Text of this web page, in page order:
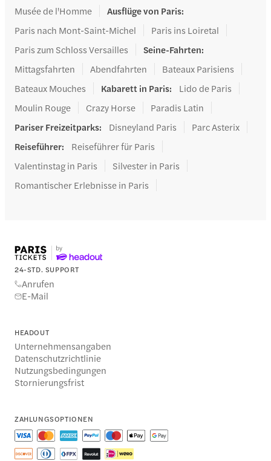
Musée de l'Homme
Ausflüge von Paris:
Paris nach Mont-Saint-Michel
Paris ins Loiretal
Paris zum Schloss Versailles
Seine-Fahrten:
Mittagsfahrten
Abendfahrten
Bateaux Parisiens
Bateaux Mouches
Kabarett in Paris:
Lido de Paris
Moulin Rouge
Crazy Horse
Paradis Latin
Pariser Freizeitparks: Disneyland Paris
Parc Asterix
Reiseführer:
Reiseführer für Paris
Valentinstag in Paris
Silvester in Paris
Romantischer Erlebnisse in Paris
24-STD. SUPPORT
Anrufen
E-Mail
HEADOUT
Unternehmensangaben
Datenschutzrichtlinie
Nutzungsbedingungen
Stornierungsfrist
ZAHLUNGSOPTIONEN